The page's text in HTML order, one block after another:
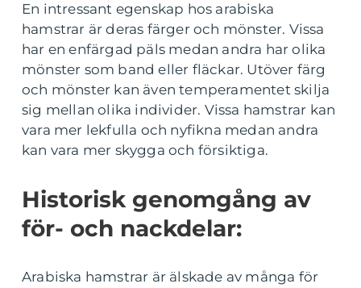
En intressant egenskap hos arabiska
hamstrar är deras färger och mönster. Vissa
har en enfärgad päls medan andra har olika
mönster som band eller fläckar. Utöver färg
och mönster kan även temperamentet skilja
sig mellan olika individer. Vissa hamstrar kan
vara mer lekfulla och nyfikna medan andra
kan vara mer skygga och försiktiga.
Historisk genomgång av
för- och nackdelar:
Arabiska hamstrar är älskade av många för